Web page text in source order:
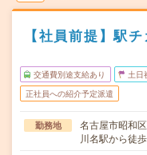
【社員前提】駅
交通費別途支給あり 土日
正社員への紹介予定派遣
勤務地
名古屋市昭和区
川名駅から徒